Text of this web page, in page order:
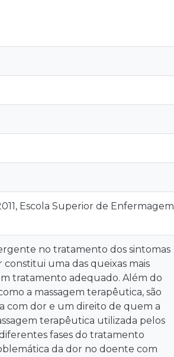
Escola Superior de Enfermagem
no tratamento dos sintomas
uma das queixas mais
tratamento adequado. Além do
a massagem terapêutica, são
com dor e um direito de quem a
terapêutica utilizada pelos
fases do tratamento
da dor no doente com